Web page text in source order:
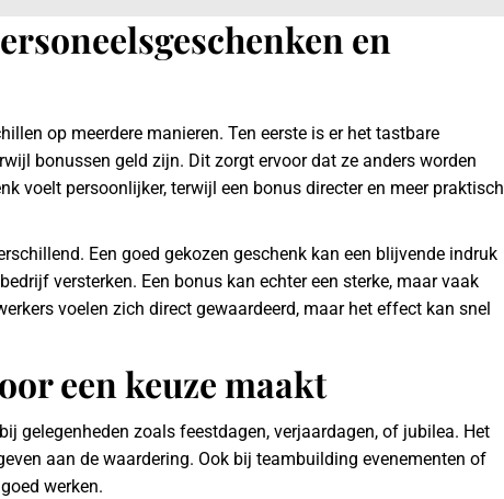
en
op meerdere manieren. Ten eerste is er het tastbare
bonussen geld zijn. Dit zorgt ervoor dat ze anders worden
voelt persoonlijker, terwijl een bonus directer en meer praktisch
Een goed gekozen geschenk kan een blijvende indruk
versterken. Een bonus kan echter een sterke, maar vaak
voelen zich direct gewaardeerd, maar het effect kan snel
een keuze maakt
gelegenheden zoals feestdagen, verjaardagen, of jubilea. Het
aan de waardering. Ook bij teambuilding evenementen of
werken.